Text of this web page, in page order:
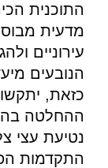
התוכנית
מדעית
עירוניים
הנובעים
כזאת,
ההחלטה
נטיעת עצי
התקדמות